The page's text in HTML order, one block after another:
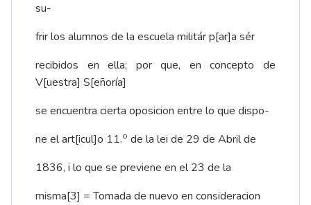
su-
frir los alumnos de la escuela militár p[ar]a sér
recibidos en ella; por que, en concepto de
V[uestra] S[eñoría]
se encuentra cierta oposicion entre lo que dispo-
ne el art[icul]o 11.o de la lei de 29 de Abril de
1836, i lo que se previene en el 23 de la
misma[3] = Tomada de nuevo en consideracion